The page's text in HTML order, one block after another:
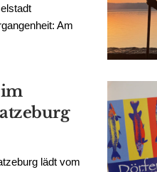
Am
im
lädt vom